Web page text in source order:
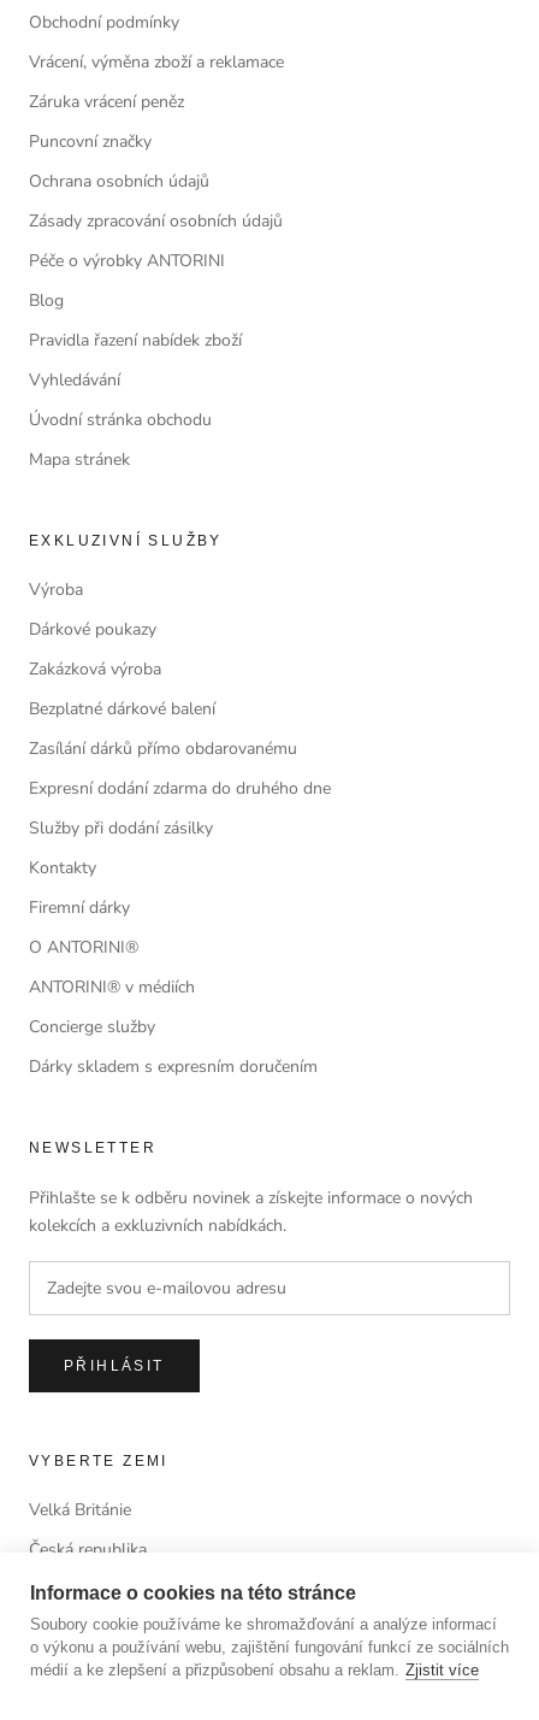
Obchodní podmínky
Vrácení, výměna zboží a reklamace
Záruka vrácení peněz
Puncovní značky
Ochrana osobních údajů
Zásady zpracování osobních údajů
Péče o výrobky ANTORINI
Blog
Pravidla řazení nabídek zboží
Vyhledávání
Úvodní stránka obchodu
Mapa stránek
EXKLUZIVNÍ SLUŽBY
Výroba
Dárkové poukazy
Zakázková výroba
Bezplatné dárkové balení
Zasílání dárků přímo obdarovanému
Expresní dodání zdarma do druhého dne
Služby při dodání zásilky
Kontakty
Firemní dárky
O ANTORINI®
ANTORINI® v médiích
Concierge služby
Dárky skladem s expresním doručením
NEWSLETTER
Přihlašte se k odběru novinek a získejte informace o nových
kolekcích a exkluzivních nabídkách.
PŘIHLÁSIT
VYBERTE ZEMI
Velká Británie
Česká republika
© ANTORINI®
© 2023 LUSSOLIBE Milano SE. All Rights Reserved.
Informace o cookies na této stránce
Soubory cookie používáme ke shromažďování a analýze informací
o výkonu a používání webu, zajištění fungování funkcí ze sociálních
médií a ke zlepšení a přizpůsobení obsahu a reklam. Zjistit více